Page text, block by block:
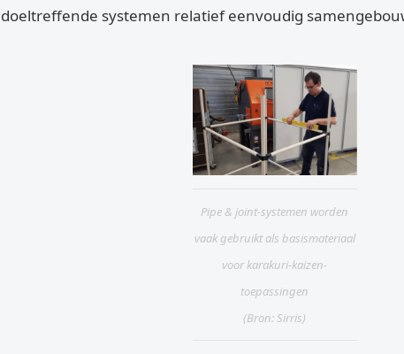
doeltreffende systemen relatief eenvoudig
Pipe & joint-systemen worden
vaak gebruikt als basismateriaal
voor karakuri-kaizen-
toepassingen
(Bron: Sirris)